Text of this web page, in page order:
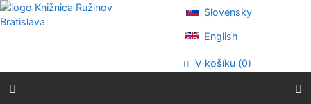
Prejsť na obsah
Prejsť na menu
Prehlásenie o webovej prístupnosti
Slovensky
English
V košíku (0)